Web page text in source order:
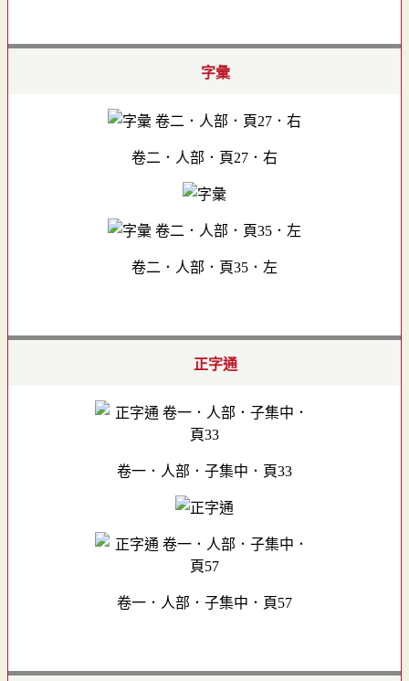
字彙
卷二．人部．頁27．右
卷二．人部．頁35．左
正字通
卷一．人部．子集中．頁33
卷一．人部．子集中．頁57